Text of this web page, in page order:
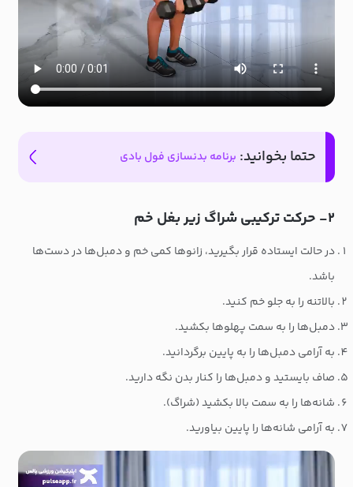
حتما بخوانید: برنامه بدنسازی فول بادی
۲- حرکت ترکیبی شراگ زیر بغل خم
در حالت ایستاده قرار بگیرید، زانوها کمی خم و دمبل‌ها در دست‌ها
باشد.
بالاتنه را به جلو خم کنید.
دمبل‌ها را به سمت پهلوها بکشید.
به آرامی دمبل‌ها را به پایین برگردانید.
صاف بایستید و دمبل‌ها را کنار بدن نگه دارید.
شانه‌ها را به سمت بالا بکشید (شراگ).
به آرامی شانه‌ها را پایین بیاورید.